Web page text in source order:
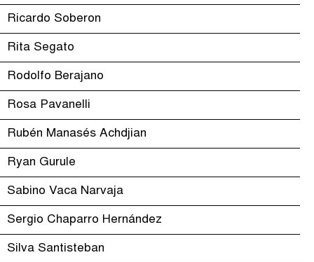
Ricardo Soberon
Rita Segato
Rodolfo Berajano
Rosa Pavanelli
Rubén Manasés Achdjian
Ryan Gurule
Sabino Vaca Narvaja
Sergio Chaparro Hernández
Silva Santisteban